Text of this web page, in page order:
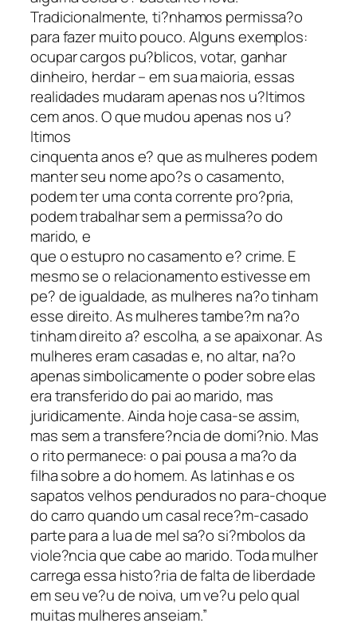
Tradicionalmente, ti?nhamos permissa?o
para fazer muito pouco. Alguns exemplos:
ocupar cargos pu?blicos, votar, ganhar
dinheiro, herdar – em sua maioria, essas
realidades mudaram apenas nos u?ltimos
cem anos. O que mudou apenas nos u?
ltimos
cinquenta anos e? que as mulheres podem
manter seu nome apo?s o casamento,
podem ter uma conta corrente pro?pria,
podem trabalhar sem a permissa?o do
marido, e
que o estupro no casamento e? crime. E
mesmo se o relacionamento estivesse em
pe? de igualdade, as mulheres na?o tinham
esse direito. As mulheres tambe?m na?o
tinham direito a? escolha, a se apaixonar. As
mulheres eram casadas e, no altar, na?o
apenas simbolicamente o poder sobre elas
era transferido do pai ao marido, mas
juridicamente. Ainda hoje casa-se assim,
mas sem a transfere?ncia de domi?nio. Mas
o rito permanece: o pai pousa a ma?o da
filha sobre a do homem. As latinhas e os
sapatos velhos pendurados no para-choque
do carro quando um casal rece?m-casado
parte para a lua de mel sa?o si?mbolos da
viole?ncia que cabe ao marido. Toda mulher
carrega essa histo?ria de falta de liberdade
em seu ve?u de noiva, um ve?u pelo qual
muitas mulheres anseiam.”